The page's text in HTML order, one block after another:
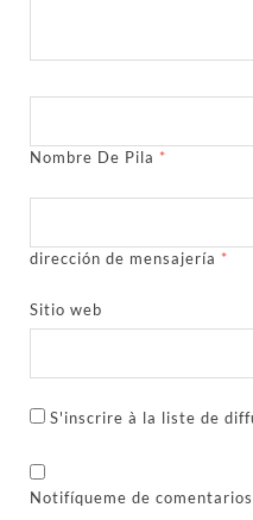
Nombre De Pila *
dirección de mensajería *
Sitio web
S'inscrire à la liste de
Notifíqueme de